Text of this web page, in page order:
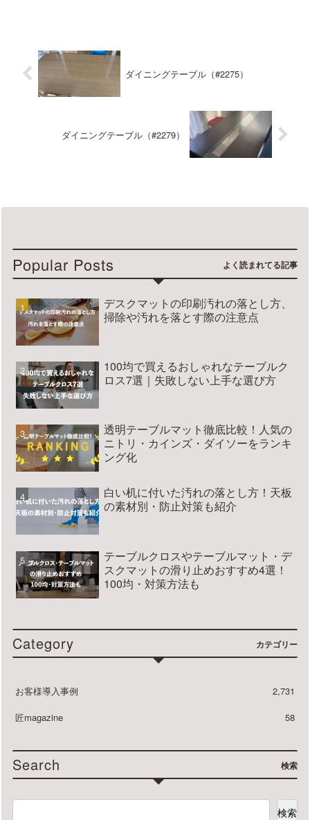
ダイニングテーブル（#2275）
ダイニングテーブル（#2279）
Popular Posts
デスクマットの印刷汚れの落とし方、
掃除や汚れを落とす際の注意点
100均で買えるおしゃれなテーブルク
ロス7選｜失敗しない上手な選び方
透明テーブルマット徹底比較！人気の
ニトリ・カインズ・ダイソーをランキ
ング化
白い机に付いた汚れの落とし方！天板
の素材別・防止対策も紹介
テーブルクロスやテーブルマット・デ
スクマットの滑り止めおすすめ4選！
100均・対策方法も
Category カテゴリー
お客様導入事例
2,731
匠magazine
58
Search 検索
検索